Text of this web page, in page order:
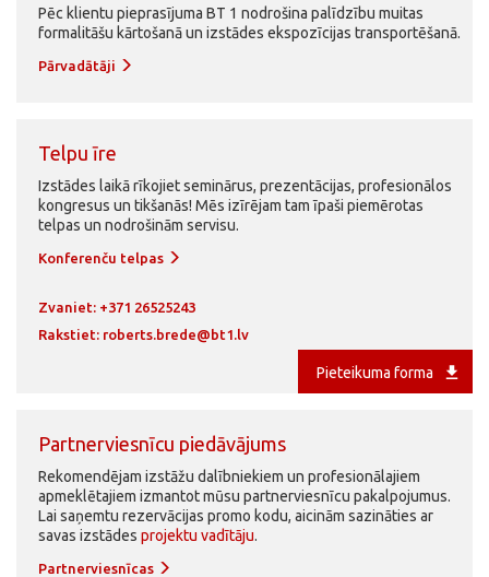
Pēc klientu pieprasījuma BT 1 nodrošina palīdzību muitas
formalitāšu kārtošanā un izstādes ekspozīcijas transportēšanā.
Pārvadātāji
Telpu īre
Izstādes laikā rīkojiet seminārus, prezentācijas, profesionālos
kongresus un tikšanās! Mēs izīrējam tam īpaši piemērotas
telpas un nodrošinām servisu.
Konferenču telpas
Zvaniet: +371 26525243
Rakstiet: roberts.brede@bt1.lv
Pieteikuma forma file_download
Partnerviesnīcu piedāvājums
Rekomendējam izstāžu dalībniekiem un profesionālajiem
apmeklētajiem izmantot mūsu partnerviesnīcu pakalpojumus.
Lai saņemtu rezervācijas promo kodu, aicinām sazināties ar
savas izstādes projektu vadītāju.
Partnerviesnīcas